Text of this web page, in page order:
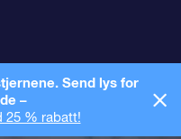
Send lys for
–
25 % rabatt!